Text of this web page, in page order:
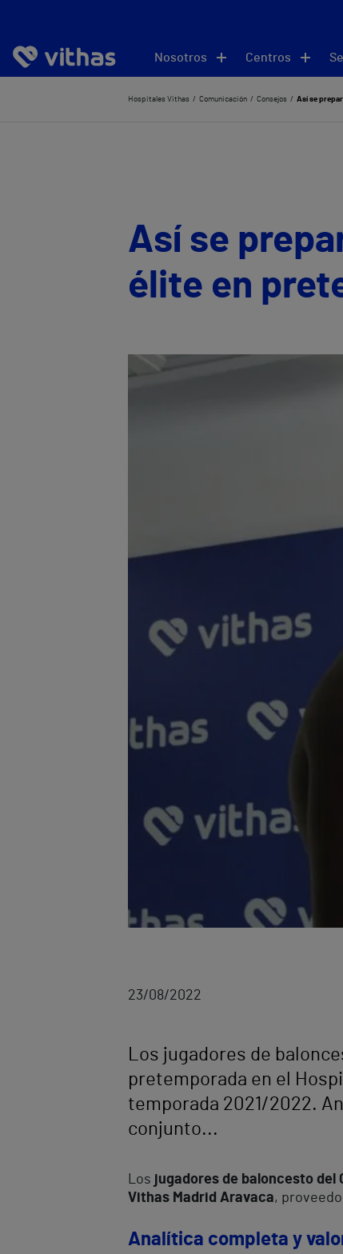
Nosotros Centros
Hospitales Vithas Comunicación Consejos Así se
Así se
élite en
23/08/2022
Los jugadores de
pretemporada en el
temporada 2021/2022.
conjunto...
Los jugadores de baloncesto del
Vithas Madrid Aravaca,
Analítica completa y